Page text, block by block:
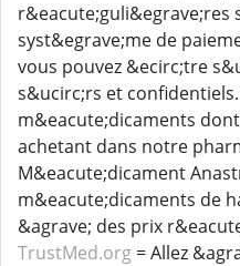
r&eacute;guli&egrave;res
syst&egrave;me de
vous pouvez &ecirc;tre
s&ucirc;rs et
m&eacute;dicaments
achetant dans notre
M&eacute;dicament
m&eacute;dicaments de
&agrave; des prix
TrustMed.org = Allez